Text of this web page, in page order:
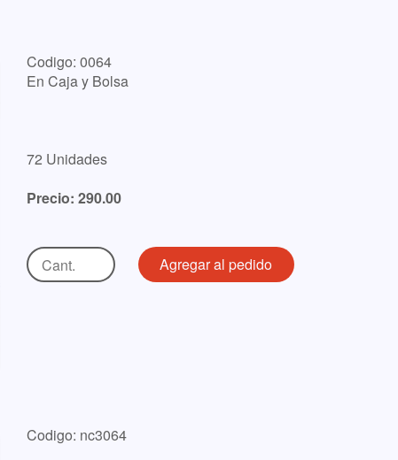
Codigo: 0064
En Caja y Bolsa
72 Unidades
Precio: 290.00
Codigo: nc3064